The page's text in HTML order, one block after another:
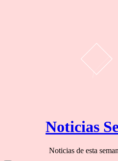
Noticias
Noticias de esta